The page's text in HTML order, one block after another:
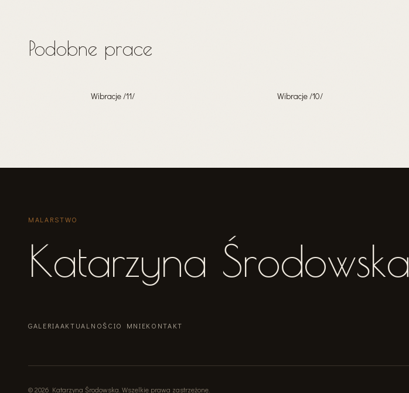
Podobne prace
Wibracje /11/ Wibracje /10/
MALARSTWO
Katarzyna Środowska
GALERIAAKTUALNOŚCIO MNIEKONTAKT
©2026 Katarzyna Środowska.Wszelkie prawa zastrzeżone.